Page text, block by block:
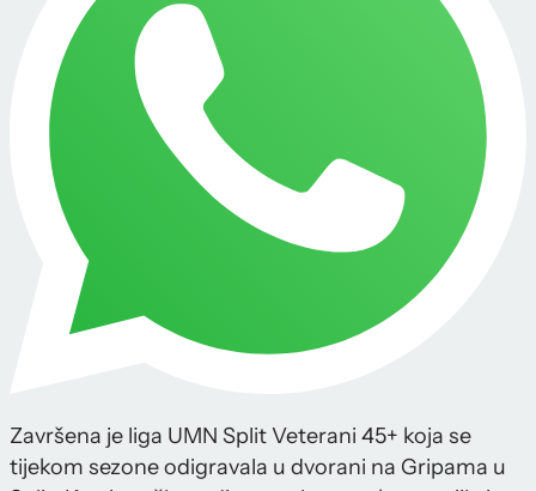
Završena je liga UMN Split Veterani 45+ koja se
tijekom sezone odigravala u dvorani na Gripama u